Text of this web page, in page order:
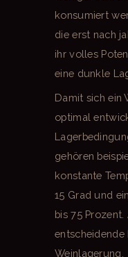
konsumiert
die erst nach
ihr volles
eine dunkle
Damit sich ein
optimal
gehören
konstante
15 Grad und
bis 75
entscheidende
Weinlagerung.